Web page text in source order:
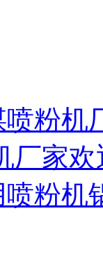
粉机
厂家
粉机